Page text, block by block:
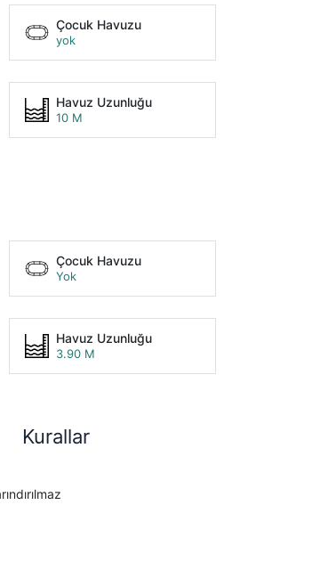
Çocuk Havuzu
yok
Havuz Uzunluğu
10 M
Çocuk Havuzu
Yok
Havuz Uzunluğu
3.90 M
Kurallar